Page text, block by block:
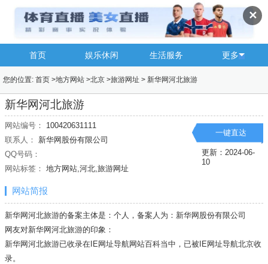
✕
首页 娱乐休闲 生活服务 更多
您的位置: 首页 >地方网站 >北京 >旅游网址 > 新华网河北旅游
新华网河北旅游
网站编号：
100420631111
联系人：
新华网股份有限公司
QQ号码：
网站标签： 地方网站,河北,旅游网址
一键直达
更新：2024-06-
10
网站简报
新华网河北旅游的备案主体是：个人，备案人为：新华网股份有限公司
网友对新华网河北旅游的印象：
新华网河北旅游已收录在IE网址导航网站百科当中，已被IE网址导航北京收
录。